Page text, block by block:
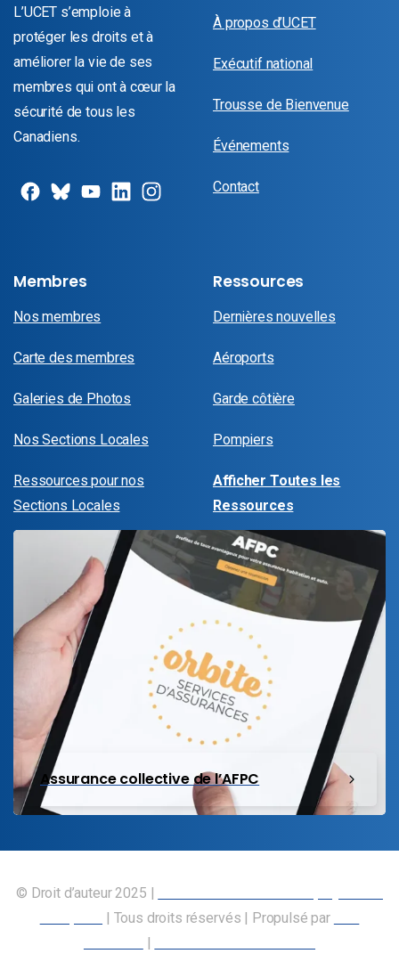
L’UCET s’emploie à
protéger les droits et à
améliorer la vie de ses
membres qui ont à cœur la
sécurité de tous les
Canadiens.
À propos d’UCET
Exécutif national
Trousse de Bienvenue
Événements
Contact
Membres
Nos membres
Carte des membres
Galeries de Photos
Nos Sections Locales
Ressources pour nos
Sections Locales
Ressources
Dernières nouvelles
Aéroports
Garde côtière
Pompiers
Afficher Toutes les
Ressources
Assurance collective de l’AFPC
© Droit d’auteur 2025 |
| Tous droits réservés | Propulsé par